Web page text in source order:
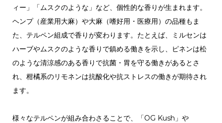
ィー」「ムスクのような」など、個性的な香りが生まれます。
ヘンプ（産業用大麻）や大麻（嗜好用・医療用）の品種もま
た、テルペン組成で香りが変わります。たとえば、ミルセンは
ハーブやムスクのような香りで鎮める働きを示し、ピネンは松
のような清涼感のある香りで抗菌・胃を守る働きがあるとさ
れ、柑橘系のリモネンは抗酸化や抗ストレスの働きが期待され
ます。
様々なテルペンが組み合わさることで、「OG Kush」や